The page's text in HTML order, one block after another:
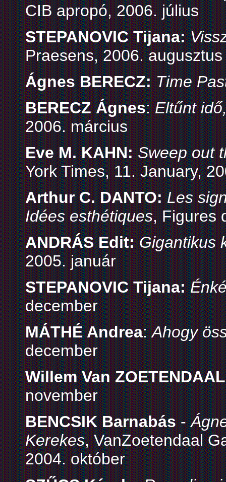
CIB apropó, 2006. július
STEPANOVIC Tijana:
Praesens, 2006. augusztus
Ágnes BERECZ: Time
BERECZ Ágnes:Eltűnt
2006. március
Eve M. KAHN: Sweep out
York Times, 11. January,
Arthur C. DANTO: Les
Idées esthétiques, Figures
ANDRÁS Edit: Gigantikus
2005. január
STEPANOVIC Tijana:
december
MÁTHÉ Andrea:Ahogy
december
Willem Van ZOETENDAAL
november
BENCSIK Barnabás-
Kerekes, VanZoetendaal
2004. október